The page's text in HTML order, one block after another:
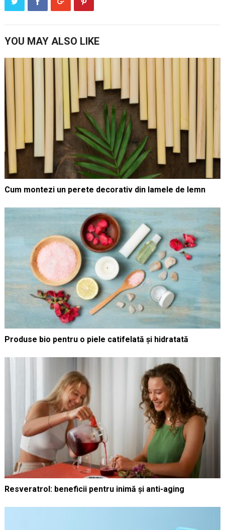
YOU MAY ALSO LIKE
Cum montezi un perete decorativ din lamele de lemn
Produse bio pentru o piele catifelată și hidratată
Resveratrol: beneficii pentru inimă și anti-aging